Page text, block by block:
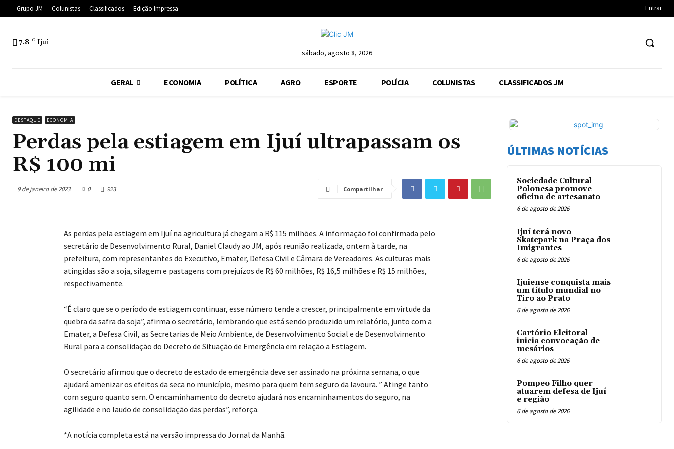
Grupo JM Colunistas Classificados Edição Impressa Entrar
7.8 C Ijuí
sábado, agosto 8, 2026
GERAL ECONOMIA POLÍTICA AGRO ESPORTE POLÍCIA COLUNISTAS CLASSIFICADOS JM
DESTAQUE ECONOMIA
Perdas pela estiagem em Ijuí ultrapassam os
R$ 100 mi
9 de janeiro de 2023 0 923 Compartilhar
As perdas pela estiagem em Ijuí na agricultura já chegam a R$ 115 milhões. A informação foi confirmada pelo
secretário de Desenvolvimento Rural, Daniel Claudy ao JM, após reunião realizada, ontem à tarde, na
prefeitura, com representantes do Executivo, Emater, Defesa Civil e Câmara de Vereadores. As culturas mais
atingidas são a soja, silagem e pastagens com prejuízos de R$ 60 milhões, R$ 16,5 milhões e R$ 15 milhões,
respectivamente.
“É claro que se o período de estiagem continuar, esse número tende a crescer, principalmente em virtude da
quebra da safra da soja”, afirma o secretário, lembrando que está sendo produzido um relatório, junto com a
Emater, a Defesa Civil, as Secretarias de Meio Ambiente, de Desenvolvimento Social e de Desenvolvimento
Rural para a consolidação do Decreto de Situação de Emergência em relação a Estiagem.
O secretário afirmou que o decreto de estado de emergência deve ser assinado na próxima semana, o que
ajudará amenizar os efeitos da seca no município, mesmo para quem tem seguro da lavoura. ” Atinge tanto
com seguro quanto sem. O encaminhamento do decreto ajudará nos encaminhamentos do seguro, na
agilidade e no laudo de consolidação das perdas”, reforça.
*A notícia completa está na versão impressa do Jornal da Manhã.
ÚLTIMAS NOTÍCIAS
Sociedade Cultural
Polonesa promove
oficina de artesanato
6 de agosto de 2026
Ijuí terá novo
Skatepark na Praça dos
Imigrantes
6 de agosto de 2026
Ijuiense conquista mais
um título mundial no
Tiro ao Prato
6 de agosto de 2026
Cartório Eleitoral
inicia convocação de
mesários
6 de agosto de 2026
Pompeo Filho quer
atuarem defesa de Ijuí
e região
6 de agosto de 2026